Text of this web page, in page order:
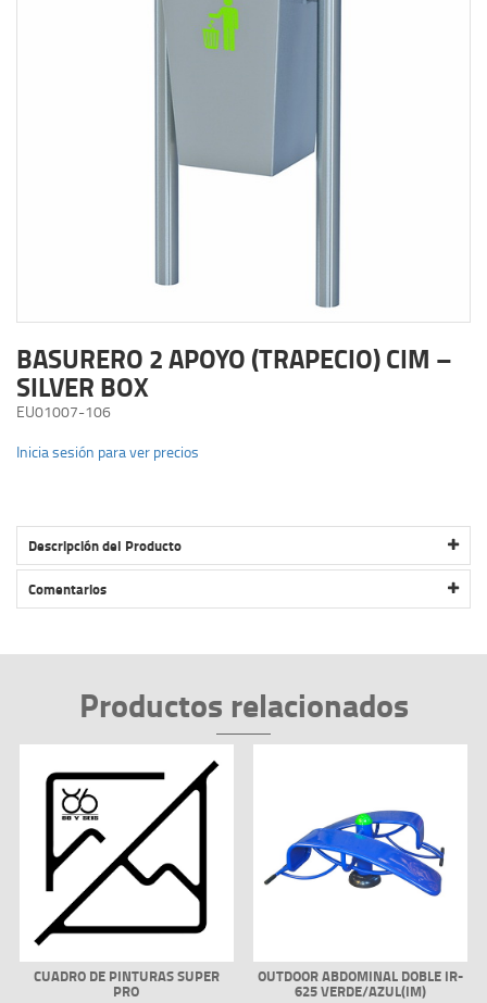
BASURERO 2 APOYO (TRAPECIO) CIM –
SILVER BOX
EU01007-106
Inicia sesión para ver precios
Descripción del Producto
BASURERO 2 APOYO (TRAPECIO) CIM – SILVER BOX
Comentarios
Productos relacionados
CUADRO DE PINTURAS SUPER
PRO
OUTDOOR ABDOMINAL DOBLE IR-
625 VERDE/AZUL(IM)